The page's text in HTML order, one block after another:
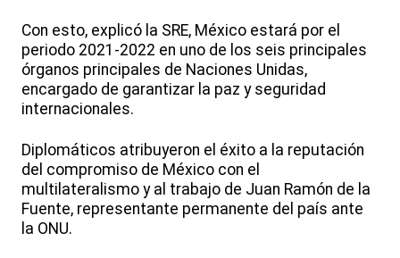
Con esto, explicó la SRE, México estará por el
periodo 2021-2022 en uno de los seis principales
órganos principales de Naciones Unidas,
encargado de garantizar la paz y seguridad
internacionales.
Diplomáticos atribuyeron el éxito a la reputación
del compromiso de México con el
multilateralismo y al trabajo de Juan Ramón de la
Fuente, representante permanente del país ante
la ONU.